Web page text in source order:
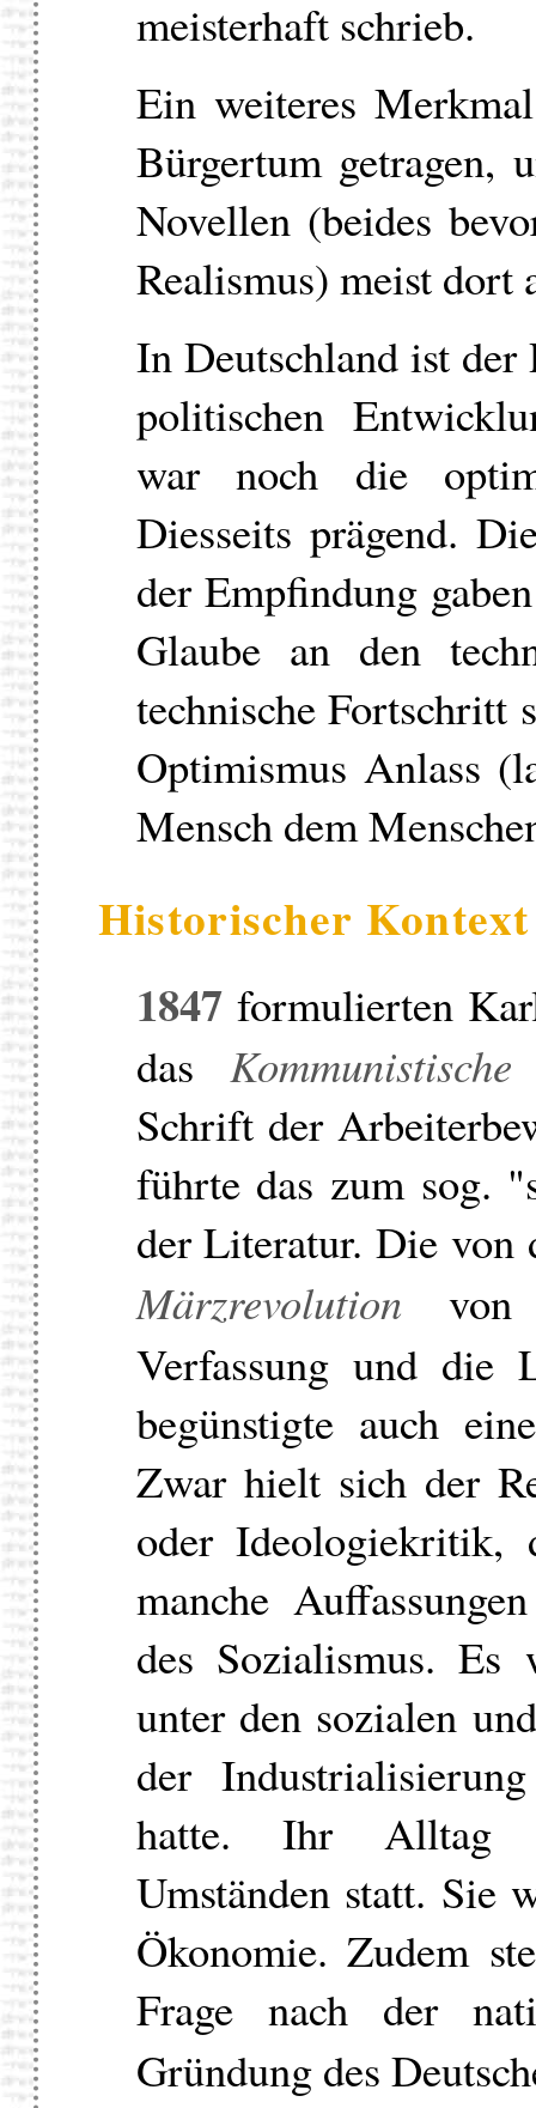
meisterhaft schrieb.
Ein weiteres
Bürgertum getragen,
Novellen (beides
Realismus) meist dort
In Deutschland ist der
politischen
war noch die
Diesseits prägend.
der Empfindung
Glaube an den
technische Fortschritt
Optimismus Anlass
Mensch dem
Historischer
1847formulierten
das
Schrift der
führte das zum sog.
der Literatur. Die von
Märzrevolution
Verfassung und die
begünstigte auch
Zwar hielt sich der
oder Ideologiekritik,
manche
des Sozialismus.
unter den sozialen
der
hatte. Ihr Alltag
Umständen statt. Sie
Ökonomie. Zudem
Frage nach der
Gründung des